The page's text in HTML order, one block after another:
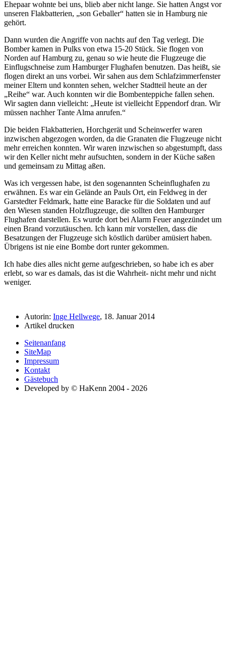
Ehepaar wohnte bei uns, blieb aber nicht lange. Sie hatten Angst vor
unseren Flakbatterien,
son Geballer
hatten sie in Hamburg nie
gehört.
Dann wurden die Angriffe von nachts auf den Tag verlegt. Die
Bomber kamen in Pulks von etwa 15-20 Stück. Sie flogen von
Norden auf Hamburg zu, genau so wie heute die Flugzeuge die
Einflugschneise zum Hamburger Flughafen benutzen. Das heißt, sie
flogen direkt an uns vorbei. Wir sahen aus dem Schlafzimmerfenster
meiner Eltern und konnten sehen, welcher Stadtteil heute an der
Reihe
war. Auch konnten wir die Bombenteppiche fallen sehen.
Wir sagten dann vielleicht:
Heute ist vielleicht Eppendorf dran. Wir
müssen nachher Tante Alma anrufen.
Die beiden Flakbatterien, Horchgerät und Scheinwerfer waren
inzwischen abgezogen worden, da die Granaten die Flugzeuge nicht
mehr erreichen konnten. Wir waren inzwischen so abgestumpft, dass
wir den Keller nicht mehr aufsuchten, sondern in der Küche saßen
und gemeinsam zu Mittag aßen.
Was ich vergessen habe, ist den sogenannten Scheinflughafen zu
erwähnen. Es war ein Gelände an Pauls Ort, ein Feldweg in der
Garstedter Feldmark, hatte eine Baracke für die Soldaten und auf
den Wiesen standen Holzflugzeuge, die sollten den Hamburger
Flughafen darstellen. Es wurde dort bei Alarm Feuer angezündet um
einen Brand vorzutäuschen. Ich kann mir vorstellen, dass die
Besatzungen der Flugzeuge sich köstlich darüber amüsiert haben.
Übrigens ist nie eine Bombe dort runter gekommen.
Ich habe dies alles nicht gerne aufgeschrieben, so habe ich es aber
erlebt, so war es damals, das ist die Wahrheit- nicht mehr und nicht
weniger.
Autorin: Inge Hellwege, 18. Januar 2014
Artikel drucken
Seitenanfang
SiteMap
Impressum
Kontakt
Gästebuch
Developed by © HaKenn 2004 - 2026